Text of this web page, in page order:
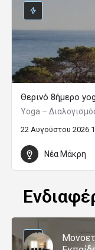
Θερινό 8ήμερο
Yoga –
22 Αυγούστου 2026
Νέα Μάκρη